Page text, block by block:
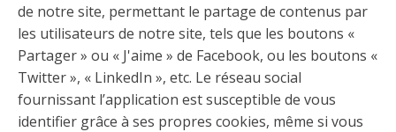
de notre site, permettant le partage de contenus par
les utilisateurs de notre site, tels que les boutons «
Partager » ou « J'aime » de Facebook, ou les boutons «
Twitter », « LinkedIn », etc. Le réseau social
fournissant l’application est susceptible de vous
identifier grâce à ses propres cookies, même si vous